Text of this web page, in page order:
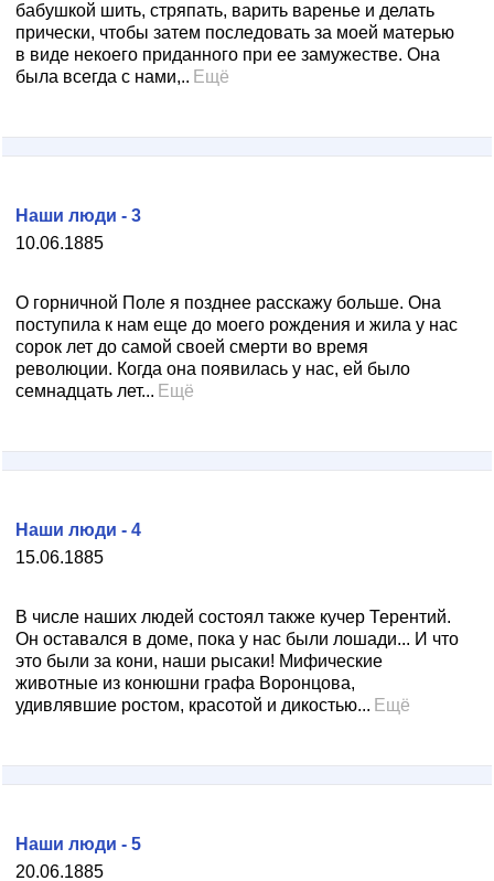
бабушкой шить, стряпать, варить варенье и делать
прически, чтобы затем последовать за моей матерью
в виде некоего приданного при ее замужестве. Она
была всегда с нами,.. Ещё
10.06.1885
Наши люди - 3
О горничной Поле я позднее расскажу больше. Она
поступила к нам еще до моего рождения и жила у нас
сорок лет до самой своей смерти во время
революции. Когда она появилась у нас, ей было
семнадцать лет... Ещё
15.06.1885
Наши люди - 4
В числе наших людей состоял также кучер Терентий.
Он оставался в доме, пока у нас были лошади... И что
это были за кони, наши рысаки! Мифические
животные из конюшни графа Воронцова,
удивлявшие ростом, красотой и дикостью... Ещё
20.06.1885
Наши люди - 5